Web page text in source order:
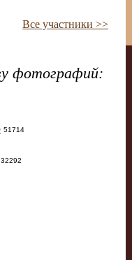
Все участники >>
фотографий:
51714
32292